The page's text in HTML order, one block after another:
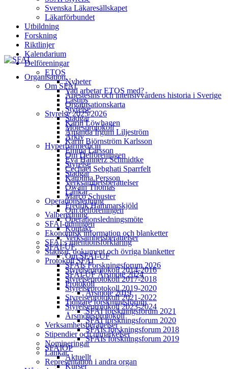
Svenska Läkaresällskapet
Läkarförbundet
Utbildning
Forskning
Riktlinjer
Kalendarium
Delföreningar
ETOS
Nyheter
Vad arbetar ETOS med?
Lästips
Styrelse
Stadgar
Mötesprotokoll
Arkiv
Hyperbarmedicin
Om Delföreningen
Styrelse
Stadgar
Verksamhetsberättelser
Länkar
Operationsledning
Om delföreningen
Operationsledningsmöte
Kontakt
Verksamhetsberättelser
SFAI-UF
Om SFAI-UF
SFAIs Forskningsforum 2026
SFAI-UF Årsmöte 2024
Protokoll
Årsmöte 2019
Tidigare forskningsforum
SFAI forskningsforum 2021
SFAI forskningsforum 2020
SFAIs forskningsforum 2018
SFAIs forskningsforum 2019
SFAIÖP
Aktuellt
Kurser
Organisation
Om SFAI
Anestesins och intensivvårdens historia i Sverige
Organisationskarta
Styrelse 2025/2026
Karin Löwhagen
Amanda Irgum Liljeström
Karin Björnström Karlsson
Emma Larsson
Eva Hannerz Schmidtke
Cechael Sebghati Sparrfelt
Karolina Persson
Owain Thomas
Marco Schuster
Fredrik Hammarskjöld
Valberedning
SFAI-tidningen
Ekonomisk information och blanketter
SFAI:s intentionsförklaring
Stadgar, dokument och övriga blanketter
Protokoll SFAI
Styrelseprotokoll 2014-2016
Styrelseprotokoll 2017-2018
Styrelseprotokoll 2019-2020
Styrelseprotokoll 2021-2022
Styrelseprotokoll 2023-2024
Årsmötesprotokoll
Verksamhetsberättelser
Stipendier och utmärkelser
Nomineringar
Länkar
Representation i andra organ